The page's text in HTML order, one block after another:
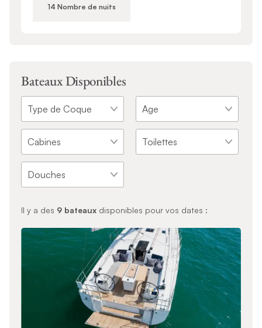
14 Nombre de nuits
Bateaux Disponibles
Il y a des 9bateauxdisponibles pour vos dates :